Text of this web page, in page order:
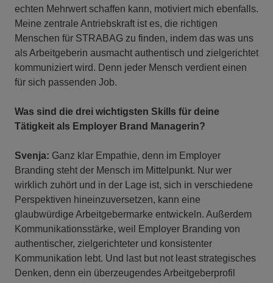
echten Mehrwert schaffen kann, motiviert mich ebenfalls.
Meine zentrale Antriebskraft ist es, die richtigen
Menschen für STRABAG zu finden, indem das was uns
als Arbeitgeberin ausmacht authentisch und zielgerichtet
kommuniziert wird. Denn jeder Mensch verdient einen
für sich passenden Job.
Was sind die drei wichtigsten Skills für deine
Tätigkeit als Employer Brand Managerin?
Svenja: Ganz klar Empathie, denn im Employer
Branding steht der Mensch im Mittelpunkt. Nur wer
wirklich zuhört und in der Lage ist, sich in verschiedene
Perspektiven hineinzuversetzen, kann eine
glaubwürdige Arbeitgebermarke entwickeln. Außerdem
Kommunikationsstärke, weil Employer Branding von
authentischer, zielgerichteter und konsistenter
Kommunikation lebt. Und last but not least strategisches
Denken, denn ein überzeugendes Arbeitgeberprofil